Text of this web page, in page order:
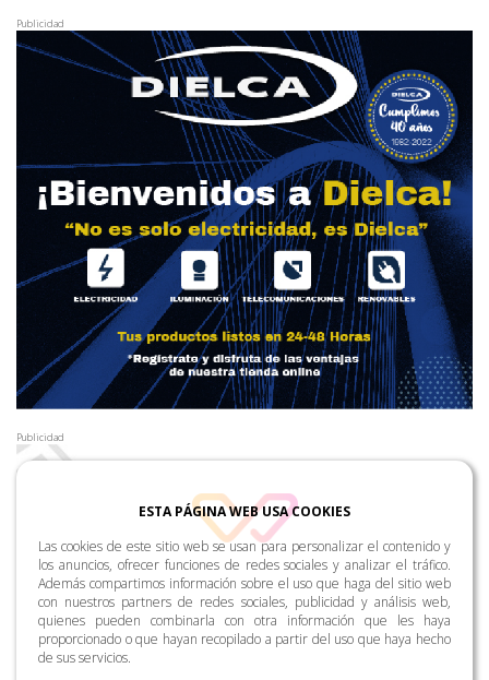
Publicidad
Publicidad
ESTA PÁGINA WEB USA COOKIES
Las cookies de este sitio web se usan para personalizar el contenido y
los anuncios, ofrecer funciones de redes sociales y analizar el tráfico.
Además compartimos información sobre el uso que haga del sitio web
con nuestros partners de redes sociales, publicidad y análisis web,
quienes pueden combinarla con otra información que les haya
proporcionado o que hayan recopilado a partir del uso que haya hecho
de sus servicios.